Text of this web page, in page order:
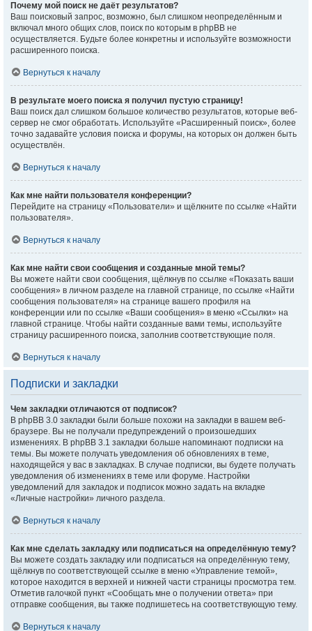
Почему мой поиск не даёт результатов?
Ваш поисковый запрос, возможно, был слишком неопределённым и
включал много общих слов, поиск по которым в phpBB не
осуществляется. Будьте более конкретны и используйте возможности
расширенного поиска.
Вернуться к началу
В результате моего поиска я получил пустую страницу!
Ваш поиск дал слишком большое количество результатов, которые веб-
сервер не смог обработать. Используйте «Расширенный поиск», более
точно задавайте условия поиска и форумы, на которых он должен быть
осуществлён.
Вернуться к началу
Как мне найти пользователя конференции?
Перейдите на страницу «Пользователи» и щёлкните по ссылке «Найти
пользователя».
Вернуться к началу
Как мне найти свои сообщения и созданные мной темы?
Вы можете найти свои сообщения, щёлкнув по ссылке «Показать ваши
сообщения» в личном разделе на главной странице, по ссылке «Найти
сообщения пользователя» на странице вашего профиля на
конференции или по ссылке «Ваши сообщения» в меню «Ссылки» на
главной странице. Чтобы найти созданные вами темы, используйте
страницу расширенного поиска, заполнив соответствующие поля.
Вернуться к началу
Подписки и закладки
Чем закладки отличаются от подписок?
В phpBB 3.0 закладки были больше похожи на закладки в вашем веб-
браузере. Вы не получали предупреждений о произошедших
изменениях. В phpBB 3.1 закладки больше напоминают подписки на
темы. Вы можете получать уведомления об обновлениях в теме,
находящейся у вас в закладках. В случае подписки, вы будете получать
уведомления об изменениях в теме или форуме. Настройки
уведомлений для закладок и подписок можно задать на вкладке
«Личные настройки» личного раздела.
Вернуться к началу
Как мне сделать закладку или подписаться на определённую тему?
Вы можете создать закладку или подписаться на определённую тему,
щёлкнув по соответствующей ссылке в меню «Управление темой»,
которое находится в верхней и нижней части страницы просмотра тем.
Отметив галочкой пункт «Сообщать мне о получении ответа» при
отправке сообщения, вы также подпишетесь на соответствующую тему.
Вернуться к началу